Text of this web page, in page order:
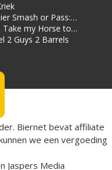
Smash or Pass:
Take my Horse to
Room
2 Guys 2 Barrels
Biernet bevat affiliate
we een vergoeding
Jaspers Media